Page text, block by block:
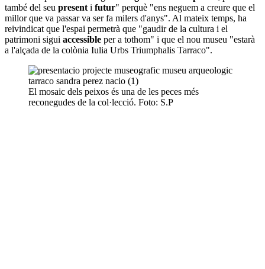
també del seu present i futur" perquè "ens neguem a creure que el
millor que va passar va ser fa milers d'anys". Al mateix temps, ha
reivindicat que l'espai permetrà que "gaudir de la cultura i el
patrimoni sigui accessible per a tothom" i que el nou museu "estarà
a l'alçada de la colònia Iulia Urbs Triumphalis Tarraco".
El mosaic dels peixos és una de les peces més
reconegudes de la col·lecció. Foto: S.P